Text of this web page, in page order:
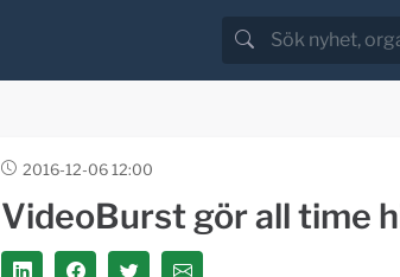
2016-12-06 12:00
VideoBurst gör all time